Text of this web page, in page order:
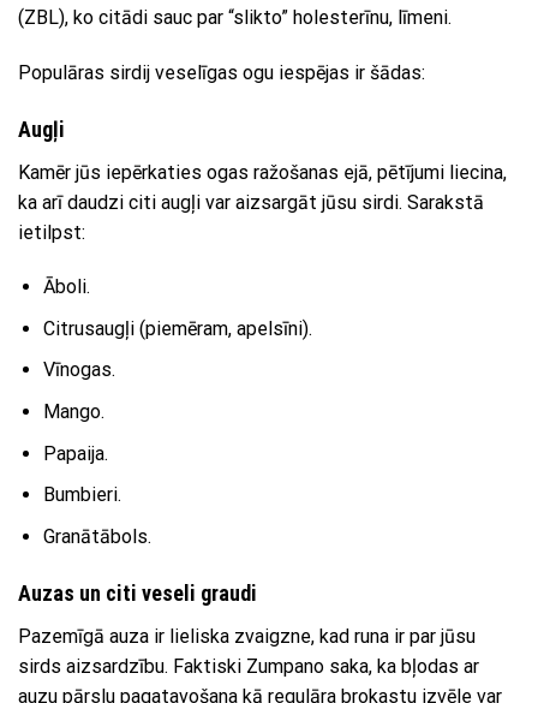
(ZBL), ko citādi sauc par “slikto” holesterīnu, līmeni.
Populāras sirdij veselīgas ogu iespējas ir šādas:
Augļi
Kamēr jūs iepērkaties ogas ražošanas ejā, pētījumi liecina,
ka arī daudzi citi augļi var aizsargāt jūsu sirdi. Sarakstā
ietilpst:
Āboli.
Citrusaugļi (piemēram, apelsīni).
Vīnogas.
Mango.
Papaija.
Bumbieri.
Granātābols.
Auzas un citi veseli graudi
Pazemīgā auza ir lieliska zvaigzne, kad runa ir par jūsu
sirds aizsardzību. Faktiski Zumpano saka, ka bļodas ar
auzu pārslu pagatavošana kā regulāra brokastu izvēle var